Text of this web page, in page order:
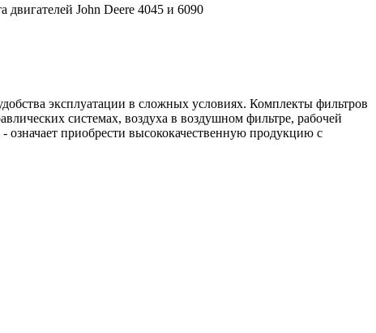
двигателей John Deere 4045 и 6090
эксплуатации в сложных условиях. Комплекты фильтров
системах, воздуха в воздушном фильтре, рабочей
- означает приобрести высококачественную продукцию с